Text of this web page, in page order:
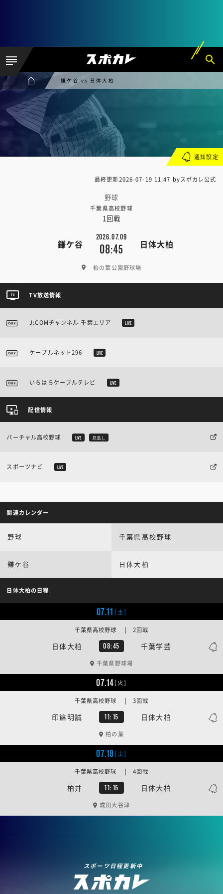
鎌ケ谷 vs 日体大柏
最終更新2026-07-19 11:47 byスポカレ公式
野球
千葉県高校野球
1回戦
鎌ケ谷
2026.07.09
08:45 日体大柏
柏の葉公園野球場
通知設定
TV放送情報
J:COMチャンネル 千葉エリア LIVE
ケーブルネット296 LIVE
いちはらケーブルテレビ LIVE
配信情報
バーチャル高校野球 LIVE 見逃し
スポーツナビ LIVE
関連カレンダー
野球 千葉県高校野球
鎌ケ谷 日体大柏
日体大柏の日程
07.11 [土]
日体大柏 08:45 千葉学芸
千葉県高校野球 | 2回戦
千葉県野球場
07.14[火]
印旛明誠 11:15 日体大柏
千葉県高校野球 | 3回戦
柏の葉
07.18[土]
柏井 11:15 日体大柏
千葉県高校野球 | 4回戦
成田大谷津
スポーツ日程更新中